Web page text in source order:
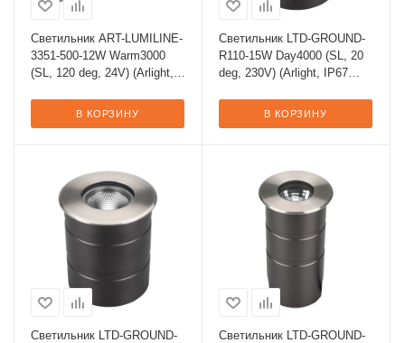
Светильник ART-LUMILINE-
3351-500-12W Warm3000
(SL, 120 deg, 24V) (Arlight,
В КОРЗИНУ
Светильник LTD-GROUND-
R110-15W Day4000 (SL, 20
deg, 230V) (Arlight, IP67
В КОРЗИНУ
Светильник LTD-GROUND-
Светильник LTD-GROUND-